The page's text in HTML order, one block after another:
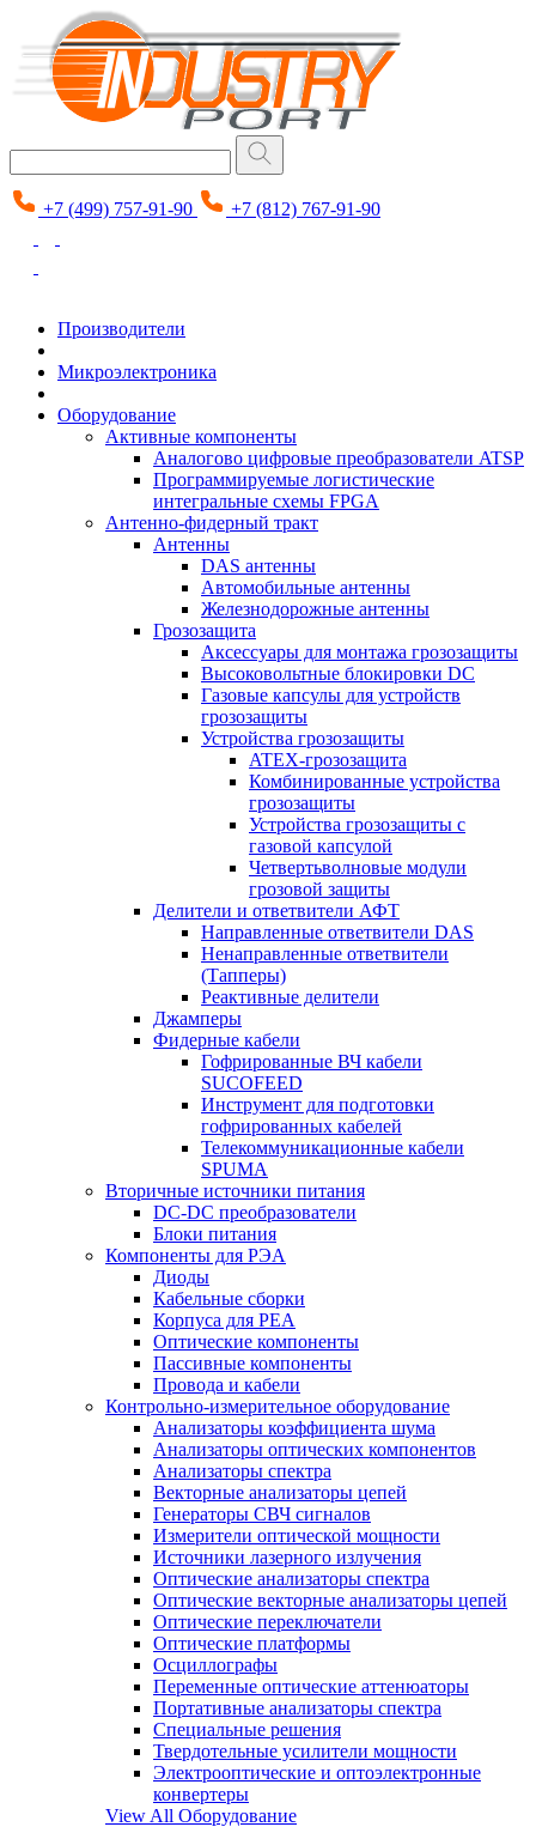
+7 (499) 757-91-90 +7 (812) 767-91-90
Производители
Микроэлектроника
Оборудование
Активные компоненты
Аналогово цифровые преобразователи ATSP
Программируемые логистические
интегральные схемы FPGA
Антенно-фидерный тракт
Антенны
DAS антенны
Автомобильные антенны
Железнодорожные антенны
Грозозащита
Аксессуары для монтажа грозозащиты
Высоковольтные блокировки DC
Газовые капсулы для устройств
грозозащиты
Устройства грозозащиты
ATEX-грозозащита
Комбинированные устройства
грозозащиты
Устройства грозозащиты с
газовой капсулой
Четвертьволновые модули
грозовой защиты
Делители и ответвители АФТ
Направленные ответвители DAS
Ненаправленные ответвители
(Тапперы)
Реактивные делители
Джамперы
Фидерные кабели
Гофрированные ВЧ кабели
SUCOFEED
Инструмент для подготовки
гофрированных кабелей
Телекоммуникационные кабели
SPUMA
Вторичные источники питания
DC-DC преобразователи
Блоки питания
Компоненты для РЭА
Диоды
Кабельные сборки
Корпуса для РЕА
Оптические компоненты
Пассивные компоненты
Провода и кабели
Контрольно-измерительное оборудование
Анализаторы коэффициента шума
Анализаторы оптических компонентов
Анализаторы спектра
Векторные анализаторы цепей
Генераторы СВЧ сигналов
Измерители оптической мощности
Источники лазерного излучения
Оптические анализаторы спектра
Оптические векторные анализаторы цепей
Оптические переключатели
Оптические платформы
Осциллографы
Переменные оптические аттенюаторы
Портативные анализаторы спектра
Специальные решения
Твердотельные усилители мощности
Электрооптические и оптоэлектронные
конвертеры
View All Оборудование